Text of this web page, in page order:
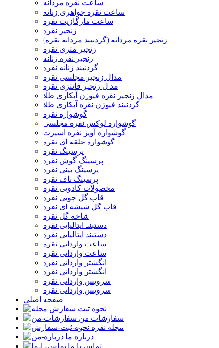
ساعت نقره مردانه
ساعت نقره جواهری زنانه
ساعت مارگازیت نقره
زنجیر نقره
زنجیر نقره مردانه (گردنبند مردانه نقره)
زنجیر متری نقره
زنجیر نقره زنانه
گردنبند زنانه نقره
مدال زنجیر مجلسی نقره
مدال زنجیر فانتزی نقره
مدال زنجیر نقره فیوژن آبکاری طلا
گردنبند فیوژن نقره آبکاری طلا
گوشواره نقره
گوشواره لوکس نقره مجلسی
گوشواره آویز نقره اسپرت
گوشواره حلقه ای نقره
پرسینگ نقره
پرسینگ گوش نقره
پرسینگ بینی نقره
پرسینگ ناف نقره
محصولات کادویی نقره
قاب گل چوبی نقره
قاب گل شیشه ای نقره
شاخه گل نقره
دستبند ایتالیایی نقره
دستبند ایتالیایی نقره
ساعت وارداتی نقره
ساعت وارداتی نقره
انگشتر وارداتی نقره
انگشتر وارداتی نقره
سرویس وارداتی نقره
سرویس وارداتی نقره
صفحه اصلی
نحوه ثبت سفارش
سفارشات من
مجله نقره
درباره ما
تماس با ما